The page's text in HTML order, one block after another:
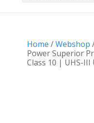
Home /Webshop
Power Superior
Class 10 | UHS-III